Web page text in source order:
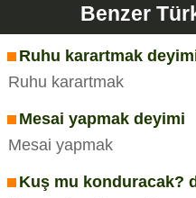
Benzer
Ruhu karartmak
Ruhu karartmak
Mesai yapmak deyimi
Mesai yapmak
Kuş mu konduracak?